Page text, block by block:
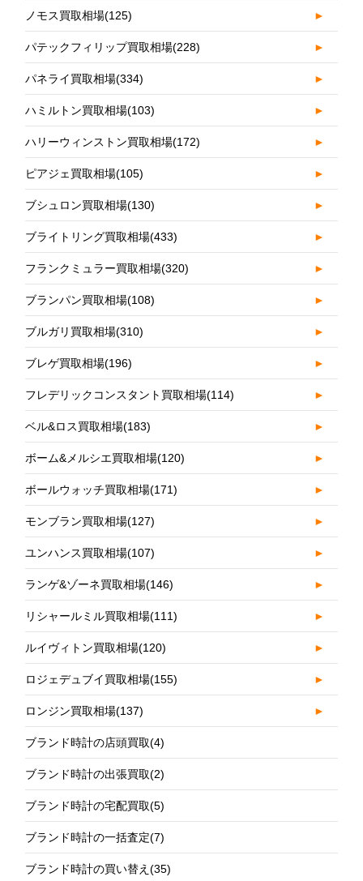
ノモス買取相場(125) ►
パテックフィリップ買取相場(228) ►
パネライ買取相場(334) ►
ハミルトン買取相場(103) ►
ハリーウィンストン買取相場(172) ►
ピアジェ買取相場(105) ►
ブシュロン買取相場(130) ►
ブライトリング買取相場(433) ►
フランクミュラー買取相場(320) ►
ブランパン買取相場(108) ►
ブルガリ買取相場(310) ►
ブレゲ買取相場(196) ►
フレデリックコンスタント買取相場(114) ►
ベル&ロス買取相場(183) ►
ボーム&メルシエ買取相場(120) ►
ボールウォッチ買取相場(171) ►
モンブラン買取相場(127) ►
ユンハンス買取相場(107) ►
ランゲ&ゾーネ買取相場(146) ►
リシャールミル買取相場(111) ►
ルイヴィトン買取相場(120) ►
ロジェデュブイ買取相場(155) ►
ロンジン買取相場(137) ►
ブランド時計の店頭買取(4)
ブランド時計の出張買取(2)
ブランド時計の宅配買取(5)
ブランド時計の一括査定(7)
ブランド時計の買い替え(35)